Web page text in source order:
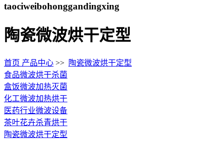
taociweibohonggandingxing
陶瓷微波烘干定型
首页 产品中心 >> 陶瓷微波烘干定型
食品微波烘干杀菌
盒饭微波加热灭菌
化工微波加热烘干
医药行业微波设备
茶叶花卉杀青烘干
陶瓷微波烘干定型